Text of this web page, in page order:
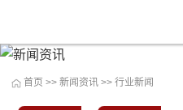
首页 >> 新闻资讯 >> 行业新闻